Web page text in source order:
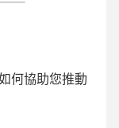
何協助您推動